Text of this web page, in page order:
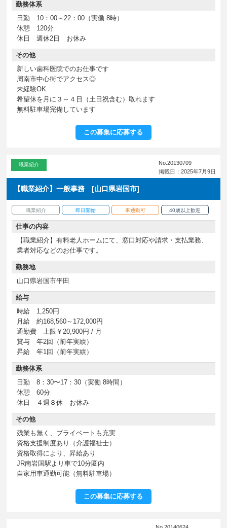
勤務体系
日勤 10：00～22：00（実働 8時）
休憩 120分
休日 週休2日 お休み
その他
新しい歯科医院でのお仕事です
周南市中心街でアクセス◎
未経験OK
希望休を月に３～４日（土日祝含む）取れます
無料駐車場完備しています
この募集に応募する
職業紹介
No.20130709
掲載日：2025年7月9日
【職業紹介】一般事務 [山口県岩国市]
職業紹介 即日開始 車通勤可 40歳以上歓迎
仕事の内容
【職業紹介】有料老人ホームにて、窓口対応や請求・支払業務、
業者対応などのお仕事です。
勤務地
山口県岩国市平田
給与
時給 1,250円
月給 約168,560～172,000円
通勤費 上限￥20,900円 / 月
賞与 年2回（前年実績）
昇給 年1回（前年実績）
勤務体系
日勤 8：30〜17：30（実働 8時間）
休憩 60分
休日 ４週８休 お休み
その他
残業も無く、プライベートも充実
資格支援制度あり（介護福祉士）
資格取得により、昇給あり
JR南岩国駅より車で10分圏内
自家用車通勤可能（無料駐車場）
この募集に応募する